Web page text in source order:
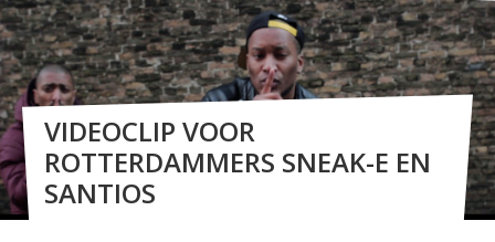
VIDEOCLIP VOOR
ROTTERDAMMERS SNEAK-E EN
SANTIOS